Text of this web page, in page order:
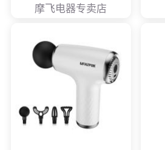
摩飞电器专卖店